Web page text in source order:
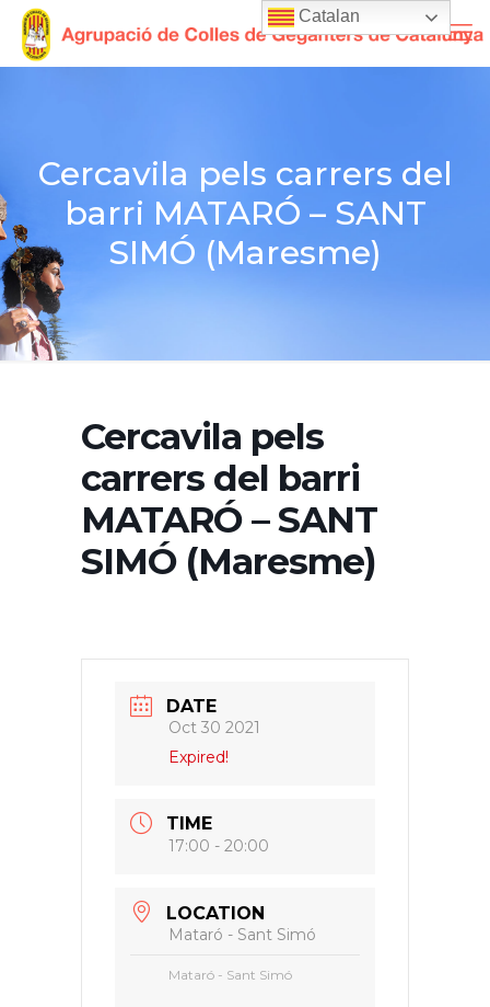
Cercavila pels carrers del
barri MATARÓ – SANT
SIMÓ (Maresme)
Cercavila pels
carrers del barri
MATARÓ – SANT
SIMÓ (Maresme)
DATE
Oct 30 2021
Expired!
TIME
17:00 - 20:00
LOCATION
Mataró - Sant Simó
Mataró - Sant Simó
Catalan